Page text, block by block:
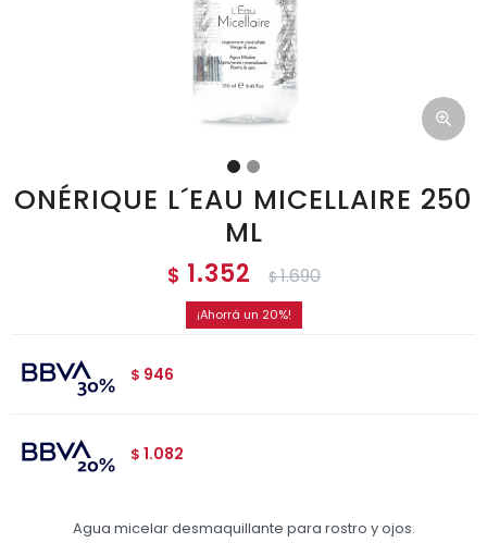
ONÉRIQUE L´EAU MICELLAIRE 250
ML
$ 1.352 $1.690
20
$ 946
$ 1.082
Agua micelar desmaquillante para rostro y ojos.